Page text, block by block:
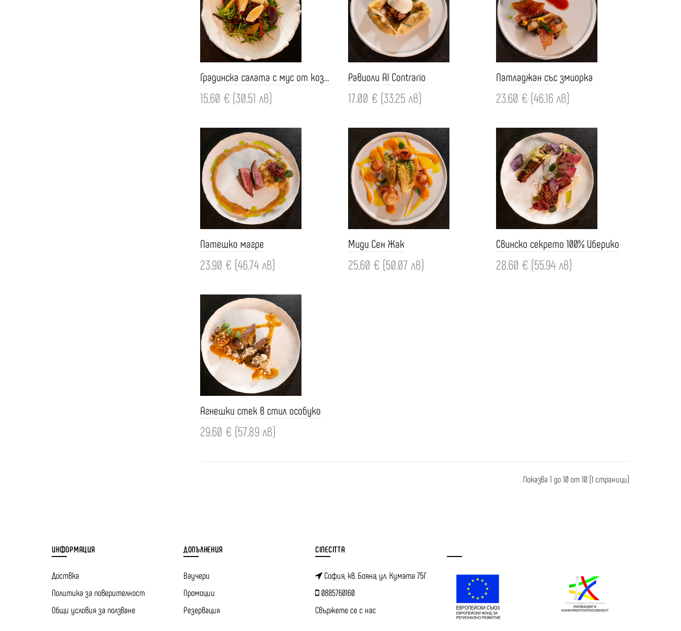
15.60 € (30.51 лв)
Равиоли Al Contrario
17.00 € (33.25 лв)
Патладжан със змиорка
23.60 € (46.16 лв)
Патешко магре
23.90 € (46.74 лв)
Миди Сен Жак
25.60 € (50.07 лв)
Свинско секрето 100% Иберико
28.60 € (55.94 лв)
Агнешки стек в стил особуко
29.60 € (57.89 лв)
Показва 1 до 10 от 10 (1 страници)
ИНФОРМАЦИЯ
Доствка
Политика за поверителност
Общи условия за ползване
ДОПЪЛНЕНИЯ
Ваучери
Промоции
Резервация
CINECITTA
София, кв. Бояна, ул. Кумата 75Г
0885760160
Свържете се с нас